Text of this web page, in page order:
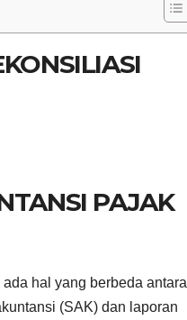
PAJAK
hal yang berbeda antara
(SAK) dan laporan